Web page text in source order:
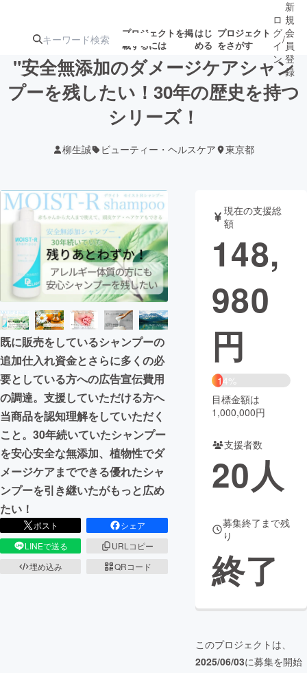
プロジェクトを掲
載するには
はじ
める
プロジェクト
をさがす
注目の新着プロ 募集終了が近いプ
テクノロジー・ガジェット
映像・映画 書籍・雑誌
ビジネス・起業 チャレンジ
まちづくり・地域活性化
CAMPFIRE for Social Good
CAMPFIRE Creation
CAMPFIREふるさと納税machi-ya コミュニティ
ロ
グ
イ
ン
/
新
規
会
員
登
録
"安全無添加のダメージケアシャン
プーを残したい！30年の歴史を持つ
シリーズ！
柳生誠 ビューティー・ヘルスケア 東京都
既に販売をしているシャンプーの
追加仕入れ資金とさらに多くの必
要としている方への広告宣伝費用
の調達。支援していただける方へ
当商品を認知理解をしていただく
こと。30年続いていたシャンプー
を安心安全な無添加、植物性でダ
メージケアまでできる優れたシャ
ンプーを引き継いたがもっと広め
たい！
ポスト
シェア
LINEで送る
URLコピー
埋め込み
QRコード
現在の支援総
額
148,
980
円
14%
目標金額は
1,000,000円
支援者数
20人
募集終了まで残
り
終了
このプロジェクトは、
2025/06/03に募集を開始